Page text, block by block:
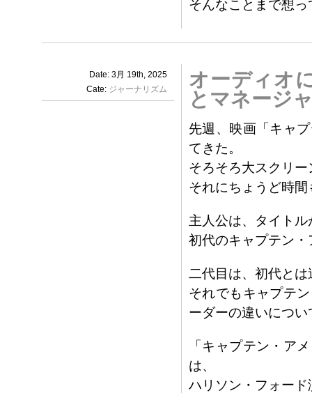
そんなことまで想っ
Date: 3月 19th, 2025
Cate: ジャーナリズム
オーディオ
とマネージ
先週、映画「キャ
てきた。
そろそろ大スクリ
それにちょうど時
主人公は、タイト
初代のキャプテン
二代目は、初代と
それでもキャプテ
ーダーの違いにつ
「キャプテン・ア
は、
ハリソン・フォー